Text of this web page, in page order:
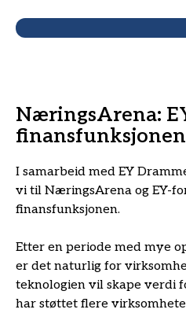
NæringsArena:
finansfunksjonen
I samarbeid med EY
vi til NæringsArena og EY-
finansfunksjonen.
Etter en periode med mye
er det naturlig for
teknologien vil skape verdi
har støttet flere